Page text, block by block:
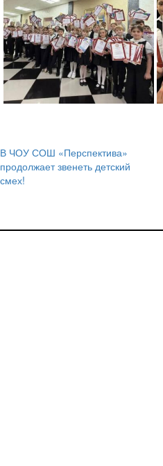
Навигация
по
В ЧОУ СОШ «Перспектива»
продолжает звенеть детский
смех!